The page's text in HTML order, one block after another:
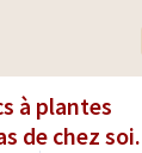
à plantes
de chez soi.